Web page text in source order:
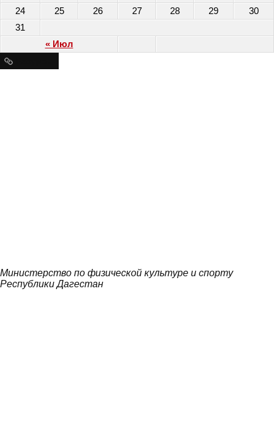
« Июл
24
25 26 27 28 29
30
31
Министерство по физической культуре и спорту
Республики Дагестан